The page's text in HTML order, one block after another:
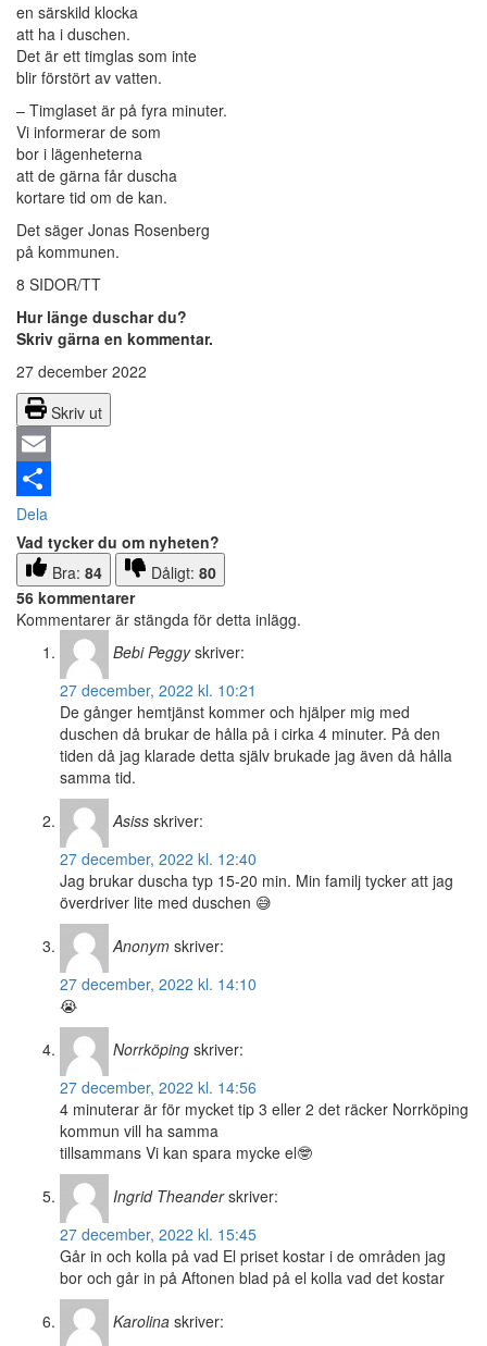
en särskild klocka
att ha i duschen.
Det är ett timglas som inte
blir förstört av vatten.
– Timglaset är på fyra minuter.
Vi informerar de som
bor i lägenheterna
att de gärna får duscha
kortare tid om de kan.
Det säger Jonas Rosenberg
på kommunen.
8 SIDOR/TT
Hur länge duschar du?
Skriv gärna en kommentar.
27 december 2022
Skriv ut
Email
Dela
Vad tycker du om nyheten?
Bra: 84 Dåligt: 80
56 kommentarer
Kommentarer är stängda för detta inlägg.
Bebi Peggy skriver:
27 december, 2022 kl. 10:21
De gånger hemtjänst kommer och hjälper mig med
duschen då brukar de hålla på i cirka 4 minuter. På den
tiden då jag klarade detta själv brukade jag även då hålla
samma tid.
Asiss skriver:
27 december, 2022 kl. 12:40
Jag brukar duscha typ 15-20 min. Min familj tycker att jag
överdriver lite med duschen 😅
Anonym skriver:
27 december, 2022 kl. 14:10
😭
Norrköping skriver:
27 december, 2022 kl. 14:56
4 minuterar är för mycket tip 3 eller 2 det räcker Norrköping
kommun vill ha samma
tillsammans Vi kan spara mycke el🤓
Ingrid Theander skriver:
27 december, 2022 kl. 15:45
Går in och kolla på vad El priset kostar i de områden jag
bor och går in på Aftonen blad på el kolla vad det kostar
Karolina skriver: